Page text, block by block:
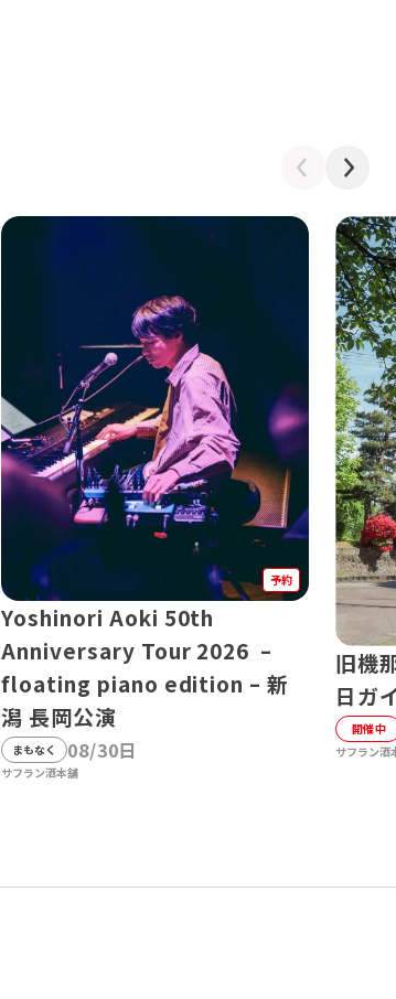
Yoshinori Aoki 50th
Anniversary Tour 2026 –
floating piano edition – 新
潟 長岡公演
まもなく 08/30日
サフラン酒本舗
予約
旧機
日ガ
開催中
サフラン酒
前へ 次へ